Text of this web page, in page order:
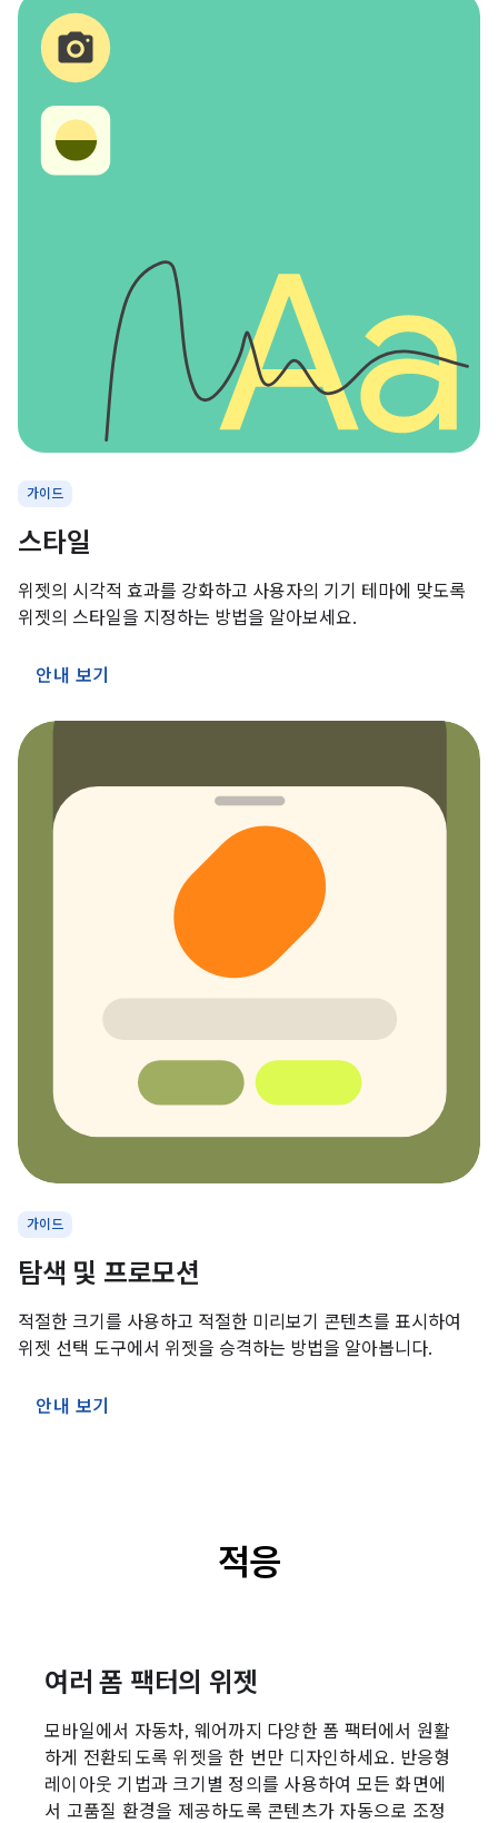
가이드
스타일
위젯의 시각적 효과를 강화하고 사용자의 기기 테마에 맞도록
위젯의 스타일을 지정하는 방법을 알아보세요.
안내 보기
가이드
탐색 및 프로모션
적절한 크기를 사용하고 적절한 미리보기 콘텐츠를 표시하여
위젯 선택 도구에서 위젯을 승격하는 방법을 알아봅니다.
안내 보기
적응
여러 폼 팩터의 위젯
모바일에서 자동차, 웨어까지 다양한 폼 팩터에서 원활
하게 전환되도록 위젯을 한 번만 디자인하세요. 반응형
레이아웃 기법과 크기별 정의를 사용하여 모든 화면에
서 고품질 환경을 제공하도록 콘텐츠가 자동으로 조정